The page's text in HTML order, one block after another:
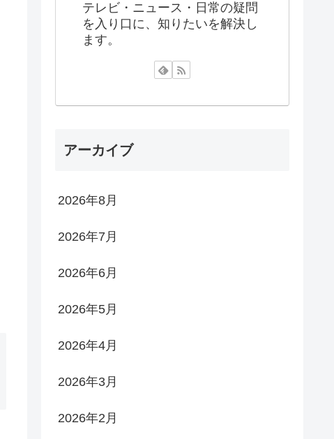
テレビ・ニュース・日常の疑問
を入り口に、知りたいを解決し
ます。
アーカイブ
2026年8月
2026年7月
2026年6月
2026年5月
2026年4月
2026年3月
2026年2月